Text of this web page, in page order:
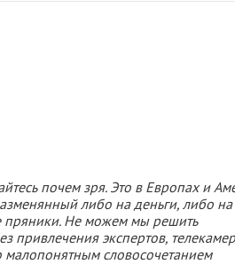
почем зря. Это в Европах и
либо на деньги, либо на
пряники. Не можем мы решить
привлечения экспертов,
словосочетанием